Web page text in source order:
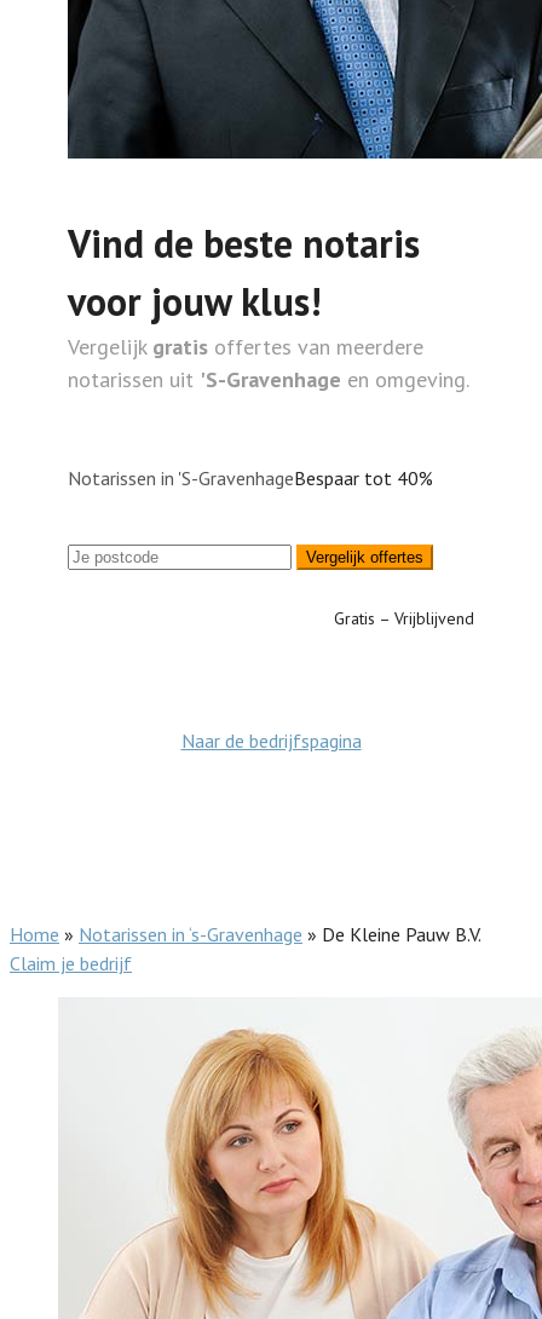
Vind de beste notaris
voor jouw klus!
Vergelijk gratis offertes van meerdere
notarissen uit 'S-Gravenhage en omgeving.
Notarissen in 'S-GravenhageBespaar tot 40%
Vergelijk offertes
Gratis – Vrijblijvend
Naar de bedrijfspagina
Home » Notarissen in ‘s-Gravenhage » De Kleine Pauw B.V.
Claim je bedrijf